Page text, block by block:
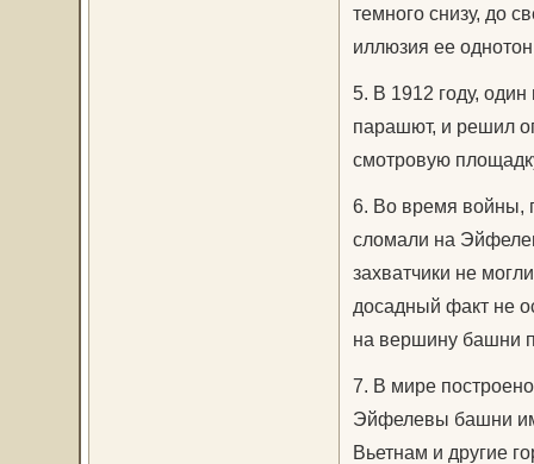
темного снизу, до
иллюзия ее
5. В 1912 году, один
парашют, и решил
смотровую
6. Во время войны,
сломали на
захватчики не
досадный факт не
на вершину башни
7. В мире
Эйфелевы башни
Вьетнам и другие